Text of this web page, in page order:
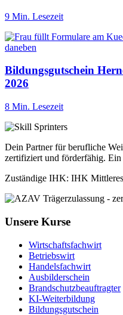
9 Min. Lesezeit
Bildungsgutschein
2026
8 Min. Lesezeit
Dein Partner für berufliche
zertifiziert und förderfähig.
Zuständige IHK: IHK
Unsere Kurse
Wirtschaftsfachwirt
Betriebswirt
Handelsfachwirt
Ausbilderschein
Brandschutzbeauftragter
KI-Weiterbildung
Bildungsgutschein